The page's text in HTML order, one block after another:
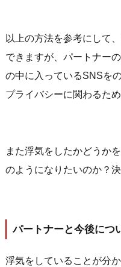
以上の方法を参考にして
できますが、パートナー
の中に入っているSNSを
プライバシーに関わるた
また浮気をしたかどうか
のようになりたいのか？
パートナーと今後につ
浮気をしていることが分